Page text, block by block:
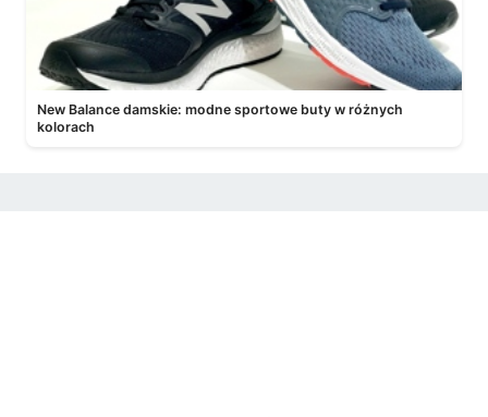
New Balance damskie: modne sportowe buty w różnych
kolorach